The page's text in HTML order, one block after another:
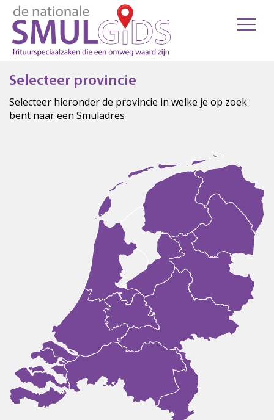
Selecteer provincie
Selecteer hieronder de provincie in welke je op zoek
bent naar een Smuladres